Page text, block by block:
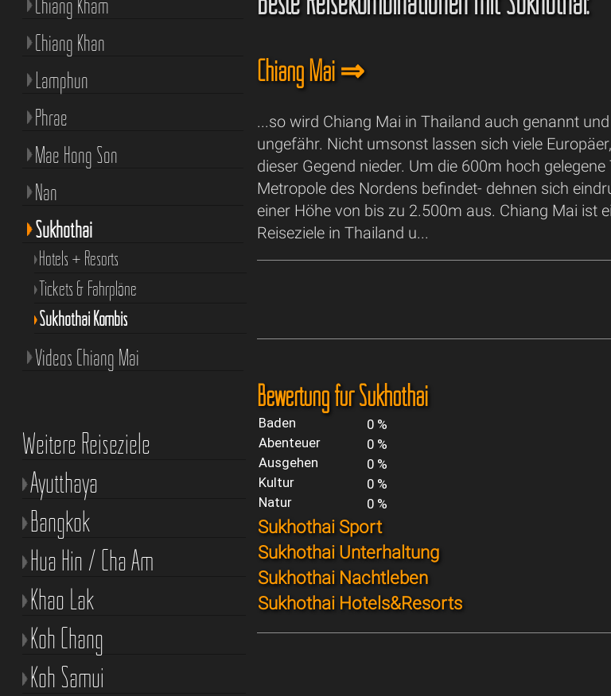
Chiang Mai ⇒
...so wird Chiang Mai in Thailand auch genannt
ungefähr. Nicht umsonst lassen sich viele
dieser Gegend nieder. Um die 600m hoch
Metropole des Nordens befindet- dehnen sich
einer Höhe von bis zu 2.500m aus. Chiang Mai ist
Reiseziele in Thailand u...
Bewertung für Sukhothai
Baden 0 %
Abenteuer
0 %
Ausgehen
0 %
Kultur
0 %
Natur
0 %
Sukhothai Sport
Sukhothai Unterhaltung
Sukhothai Nachtleben
Sukhothai Hotels&Resorts
Chiang Kham
Chiang Khan
Lamphun
Phrae
Mae Hong Son
Nan
Sukhothai
Hotels + Resorts
Tickets & Fahrpläne
Sukhothai Kombis
Videos Chiang Mai
Weitere Reiseziele
Ayutthaya
Bangkok
Hua Hin / Cha Am
Khao Lak
Koh Chang
Koh Samui